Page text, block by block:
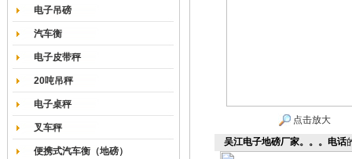
电子吊磅
汽车衡
电子皮带秤
20吨吊秤
电子桌秤
叉车秤
便携式汽车衡（地磅）
点击放大
吴江电子地磅厂家。。。电话